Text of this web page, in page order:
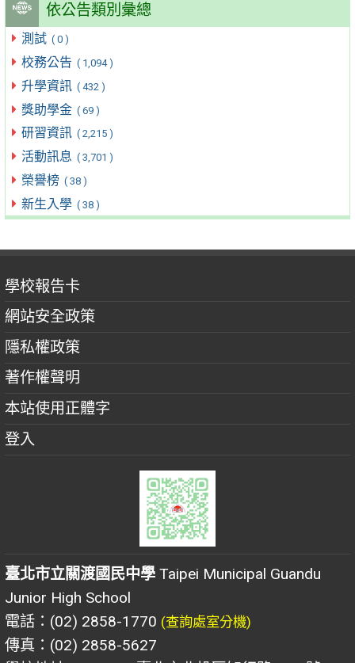
依公告類別彙總
測試 ( 0 )
校務公告 ( 1,094 )
升學資訊 ( 432 )
獎助學金 ( 69 )
研習資訊 ( 2,215 )
活動訊息 ( 3,701 )
榮譽榜 ( 38 )
新生入學 ( 38 )
學校報告卡
網站安全政策
隱私權政策
著作權聲明
本站使用正體字
登入
臺北市立關渡國民中學 Taipei Municipal Guandu
Junior High School
電話：(02) 2858-1770 (查詢處室分機)
傳真：(02) 2858-5627